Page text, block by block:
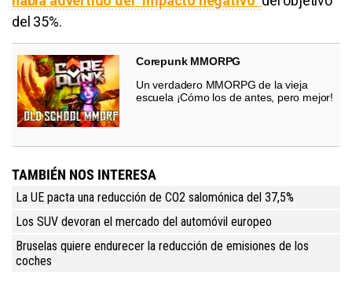
del 35%.
Corepunk MMORPG
Un verdadero MMORPG de la vieja
escuela ¡Cómo los de antes, pero mejor!
TAMBIÉN NOS INTERESA
La UE pacta una reducción de CO2 salomónica del 37,5%
Los SUV devoran el mercado del automóvil europeo
Bruselas quiere endurecer la reducción de emisiones de los
coches